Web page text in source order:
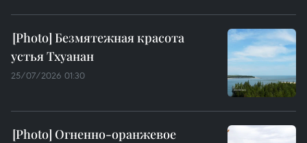
Безмятежная красота
устья Тхуанан
25/07/2026 01:30
Огненно-оранжевое